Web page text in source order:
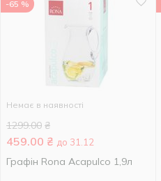
-65 %
Немає в наявності
1299.00 ₴
459.00 ₴ до 31.12
Графін Rona Acapulco 1,9л